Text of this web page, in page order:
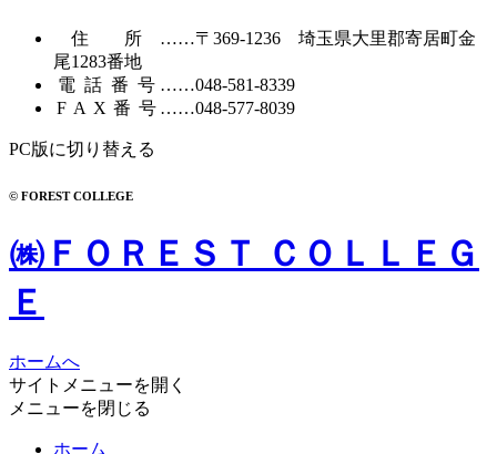
住所……〒369-1236 埼玉県大里郡寄居町金
尾1283番地
電話番号……048-581-8339
FAX番号……048-577-8039
PC版に切り替える
© FOREST COLLEGE
㈱ＦＯＲＥＳＴ ＣＯＬＬＥＧ
Ｅ
ホームへ
サイトメニューを開く
メニューを閉じる
ホーム